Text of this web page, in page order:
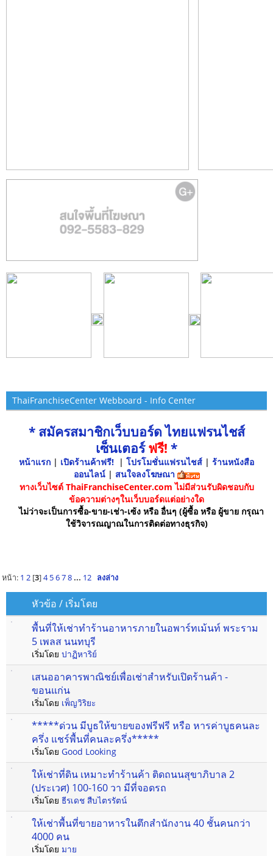
ThaiFranchiseCenter Webboard - Info Center
* สมัครสมาชิกเว็บบอร์ด ไทยแฟรนไชส์
เซ็นเตอร์ฟรี! *
หน้าแรก | เปิดร้านค้าฟรี! | โปรโมชั่นแฟรนไชส์ | ร้านหนังสือ
ออนไลน์ | สนใจลงโฆษณา
ทางเว็บไซต์ ThaiFranchiseCenter.com ไม่มีส่วนรับผิดชอบกับ
ข้อความต่างๆในเว็บบอร์ดแต่อย่างใด
ไม่ว่าจะเป็นการซื้อ-ขาย-เช่า-เซ้ง หรือ อื่นๆ (ผู้ซื้อ หรือ ผู้ขาย กรุณา
ใช้วิจารณญาณในการติดต่อทางธุรกิจ)
หน้า: 1 2[3]4 5 6 7 8 ... 12 ลงล่าง
หัวข้อ / เริ่มโดย
พื้นที่ให้เช่าทำร้านอาหารภายในอพาร์ทเม้นท์ พระราม
5 เพลส นนทบุรี
เริ่มโดย ปาฏิหาริย์
เสนออาคารพาณิชย์เพื่อเช่าสำหรับเปิดร้านค้า -
ขอนแก่น
เริ่มโดย เพ็ญวิริยะ
*****ด่วน มีบูธให้ขายของฟรีฟรี หรือ หารค่าบูธคนละ
ครึ่ง แชร์พื้นที่คนละครึ่ง*****
เริ่มโดย Good Looking
ให้เช่าที่ดิน เหมาะทำร้านค้า ติดถนนสุขาภิบาล 2
(ประเวศ) 100-160 วา มีที่จอดรถ
เริ่มโดย ธีรเดช สืบไตรรัตน์
ให้เช่าพื้นที่ขายอาหารในตึกสำนักงาน 40 ชั้นคนกว่า
4000 คน
เริ่มโดย มาย